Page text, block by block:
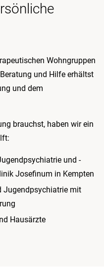
Wohngruppen
und Hilfe erhältst
und dem
brauchst, haben wir ein
und -
Josefinum in Kempten
Jugendpsychiatrie mit
Hausärzte